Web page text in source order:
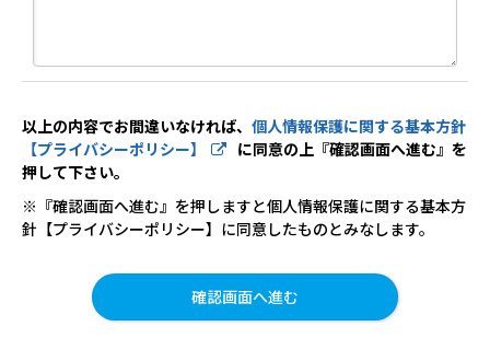
以上の内容でお間違いなければ、 個人情報保護に関する基本方針
【プライバシーポリシー】
に同意の上『確認画面へ進む』を
押して下さい。
※『確認画面へ進む』を押しますと個人情報保護に関する基本方
針【プライバシーポリシー】に同意したものとみなします。